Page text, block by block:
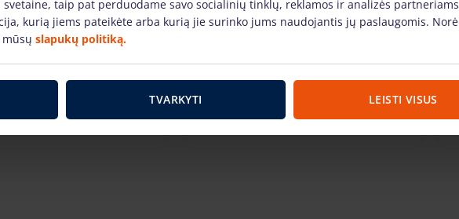
Bokštelis (12m, Clima,
m)
+ PVM (9.56 €)
plotis 0.85 m)
49.31 €/vnt. + PVM(10.36 €)
taip pat perduodame savo socialinių tinklų, reklamos ir analizės
kurią jiems pateikėte arba kurią jie surinko jums naudojantis jų paslaugomis.
slapukų politiką.
TVARKYTI LEISTI VISUS